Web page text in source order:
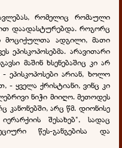
რომელიც რომაული
დაადასტურებდა. როგორც
მოციქულთა ადგილი, მათი
ეპისკოპოსებმა. არავითარი
მაშინ ხსენებაშიც კი არ
ეპისკოპოსები არიან, ხოლო
ყველა ქრისტიანი, ვინც კი
ნიჭი მიიღო. მეთოდეს
კანონებში, არც წმ. დიონისე
შესახებ", სადაც
წეს-განგებისა და